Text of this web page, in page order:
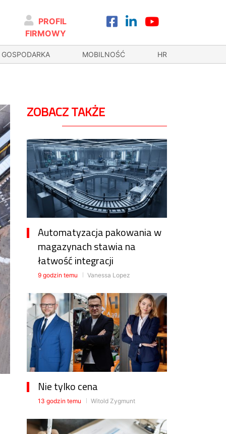
PROFIL
FIRMOWY
GOSPODARKA MOBILNOŚĆ HR
ZOBACZ TAKŻE
Automatyzacja pakowania w
magazynach stawia na
łatwość integracji
9 godzin temu Vanessa Lopez
Nie tylko cena
13 godzin temu Witold Zygmunt